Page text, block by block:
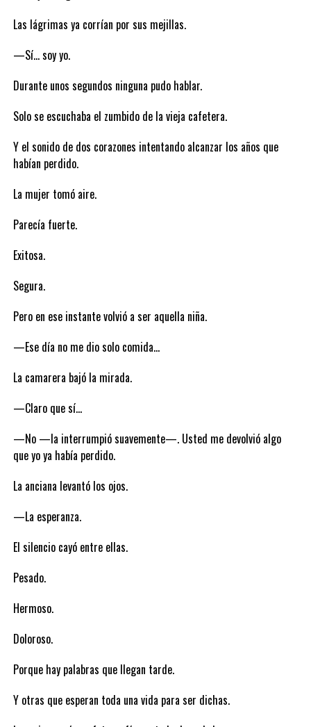
Las lágrimas ya corrían por sus mejillas.
—Sí… soy yo.
Durante unos segundos ninguna pudo hablar.
Solo se escuchaba el zumbido de la vieja cafetera.
Y el sonido de dos corazones intentando alcanzar los años que
habían perdido.
La mujer tomó aire.
Parecía fuerte.
Exitosa.
Segura.
Pero en ese instante volvió a ser aquella niña.
—Ese día no me dio solo comida…
La camarera bajó la mirada.
—Claro que sí…
—No —la interrumpió suavemente—. Usted me devolvió algo
que yo ya había perdido.
La anciana levantó los ojos.
—La esperanza.
El silencio cayó entre ellas.
Pesado.
Hermoso.
Doloroso.
Porque hay palabras que llegan tarde.
Y otras que esperan toda una vida para ser dichas.